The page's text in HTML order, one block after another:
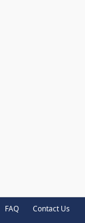
FAQ Contact Us